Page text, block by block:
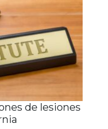
de lesiones